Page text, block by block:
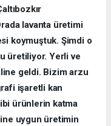
lavanta üretimi
koymuştuk. Şimdi o
üretiliyor. Yerli ve
geldi. Bizim arzu
işaretli kan
ürünlerin katma
uygun üretimin